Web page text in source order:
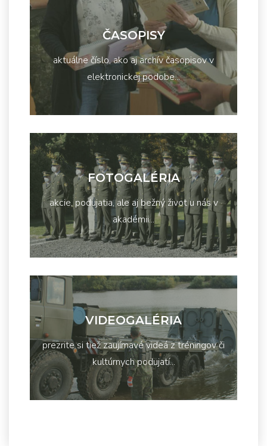
ČASOPISY
aktuálne číslo, ako aj archív časopisov v
elektronickej podobe...
FOTOGALÉRIA
akcie, podujatia, ale aj bežný život u nás v
akadémii...
VIDEOGALÉRIA
prezrite si tiež zaujímavé videá z tréningov či
kultúrnych podujatí...